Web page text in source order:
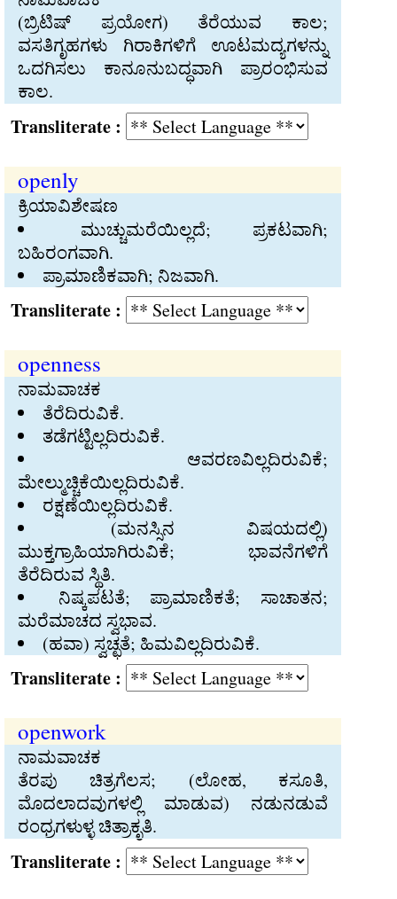
(ಬ್ರಿಟಿಷ್‍ ಪ್ರಯೋಗ) ತೆರೆಯುವ ಕಾಲ;
ವಸತಿಗೃಹಗಳು ಗಿರಾಕಿಗಳಿಗೆ ಊಟಮದ್ಯಗಳನ್ನು
ಒದಗಿಸಲು ಕಾನೂನುಬದ್ಧವಾಗಿ ಪ್ರಾರಂಭಿಸುವ
ಕಾಲ.
:
openly
ಕ್ರಿಯಾವಿಶೇಷಣ
ಮುಚ್ಚುಮರೆಯಿಲ್ಲದೆ; ಪ್ರಕಟವಾಗಿ;
ಬಹಿರಂಗವಾಗಿ.
ಪ್ರಾಮಾಣಿಕವಾಗಿ; ನಿಜವಾಗಿ.
:
openness
ನಾಮವಾಚಕ
ತೆರೆದಿರುವಿಕೆ.
ತಡೆಗಟ್ಟಿಲ್ಲದಿರುವಿಕೆ.
ಆವರಣವಿಲ್ಲದಿರುವಿಕೆ;
ಮೇಲ್ಮುಚ್ಚಿಕೆಯಿಲ್ಲದಿರುವಿಕೆ.
ರಕ್ಷಣೆಯಿಲ್ಲದಿರುವಿಕೆ.
(ಮನಸ್ಸಿನ ವಿಷಯದಲ್ಲಿ)
ಮುಕ್ತಗ್ರಾಹಿಯಾಗಿರುವಿಕೆ; ಭಾವನೆಗಳಿಗೆ
ತೆರೆದಿರುವ ಸ್ಥಿತಿ.
ನಿಷ್ಕಪಟತೆ; ಪ್ರಾಮಾಣಿಕತೆ; ಸಾಚಾತನ;
ಮರೆಮಾಚದ ಸ್ವಭಾವ.
(ಹವಾ) ಸ್ವಚ್ಛತೆ; ಹಿಮವಿಲ್ಲದಿರುವಿಕೆ.
:
openwork
ನಾಮವಾಚಕ
ತೆರಪು ಚಿತ್ರಗೆಲಸ; (ಲೋಹ, ಕಸೂತಿ,
ಮೊದಲಾದವುಗಳಲ್ಲಿ ಮಾಡುವ) ನಡುನಡುವೆ
ರಂಧ್ರಗಳುಳ್ಳ ಚಿತ್ರಾಕೃತಿ.
: